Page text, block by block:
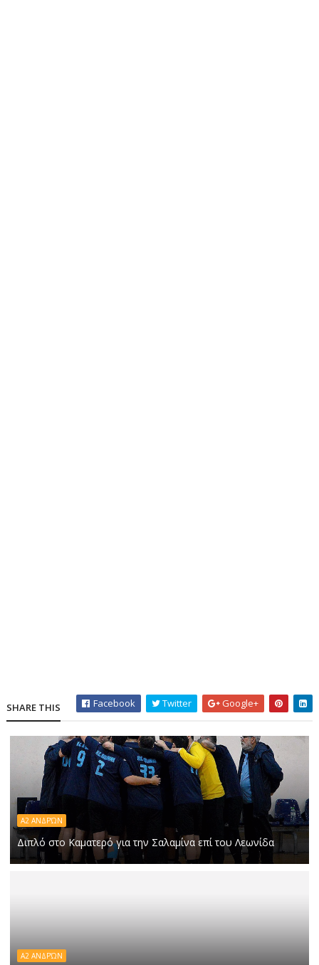
SHARE THIS Facebook Twitter Google+
Α2 ΑΝΔΡΏΝ
Διπλό στο Καματερό για την Σαλαμίνα επί του Λεωνίδα
Α2 ΑΝΔΡΏΝ